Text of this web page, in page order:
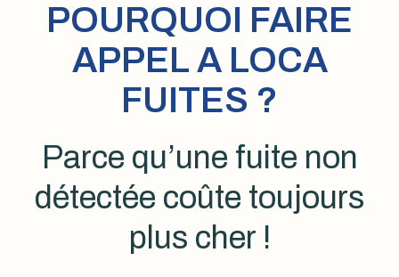
POURQUOI FAIRE
APPEL A LOCA
FUITES ?
Parce qu’une fuite non
détectée coûte toujours
plus cher !